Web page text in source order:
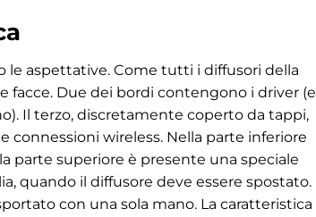
le aspettative. Come tutti i diffusori della
facce. Due dei bordi contengono i driver (e
Il terzo, discretamente coperto da tappi,
connessioni wireless. Nella parte inferiore
parte superiore è presente una speciale
quando il diffusore deve essere spostato.
con una sola mano. La caratteristica